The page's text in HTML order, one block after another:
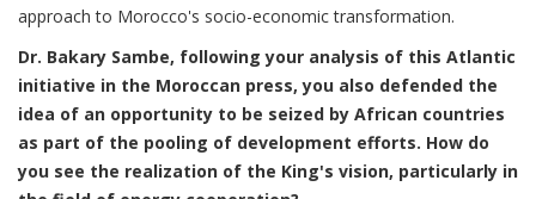
approach to Morocco's socio-economic transformation.
Dr. Bakary Sambe, following your analysis of this Atlantic
initiative in the Moroccan press, you also defended the
idea of an opportunity to be seized by African countries
as part of the pooling of development efforts. How do
you see the realization of the King's vision, particularly in